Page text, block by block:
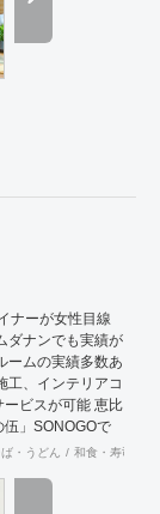
ナーが女性目線
ダナンでも実績が
ームの実績多数あ
工、インテリアコ
ビスが可能 恵比
」SONOGOで
家具の販売もし
・うどん 和食・寿司